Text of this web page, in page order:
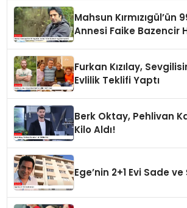
Mahsun Kırmızıgül’ün
Annesi Faike Bazencir
Furkan Kızılay,
Evlilik Teklifi Yaptı
Berk Oktay, Pehlivan
Kilo Aldı!
Ege’nin 2+1 Evi Sade ve